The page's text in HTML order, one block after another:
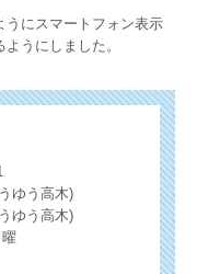
うにスマートフォン表示
うにしました。
ゆう高木)
ゆう高木)